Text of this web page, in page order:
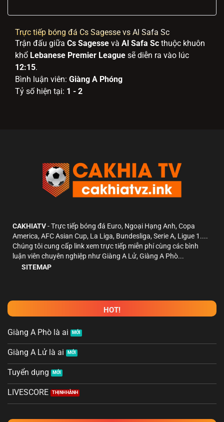
Trực tiếp bóng đá Cs Sagesse vs Al Safa Sc
Trận đấu giữa Cs Sagesse và Al Safa Sc thuộc khuôn
khổ Lebanese Premier League sẽ diễn ra vào lúc
12:15.
Bình luận viên: Giàng A Phóng
Tỷ số hiện tại: 1 - 2
CAKHIATV- Trực tiếp bóng đá Euro, Ngoại Hạng Anh, Copa
America, AFC Asian Cup, La Liga, Bundesliga, Serie A, Ligue 1....
Chúng tôi cung cấp link xem trực tiếp miễn phí cùng các bình
luận viên chuyên nghiệp như Giàng A Lử, Giàng A Phò...
SITEMAP
HOT!
Giàng A Phò là ai
Giàng A Lử là ai
Tuyển dụng
LIVESCORE